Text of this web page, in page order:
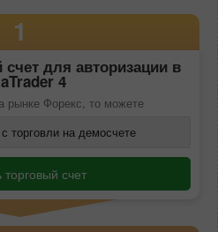
1
для авторизации в
4
рынке Форекс, то можете
торговли на демосчете
счет